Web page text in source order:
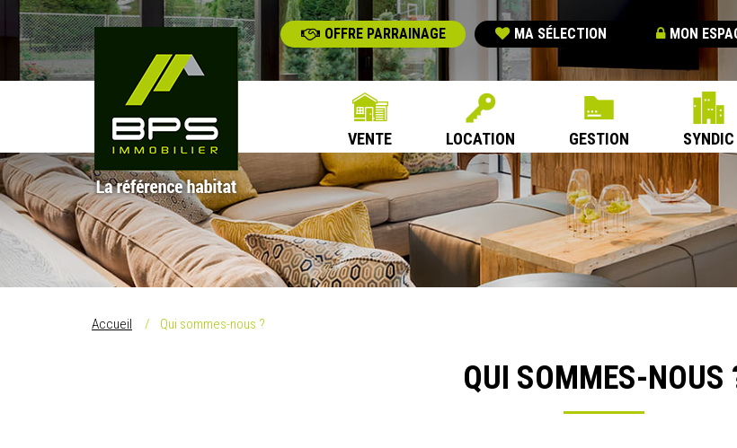
MON
MA SÉLECTION
OFFRE PARRAINAGE
VENTE LOCATION GESTION SYNDIC
Accueil Qui sommes-nous ?
QUI SOMMES-NOUS